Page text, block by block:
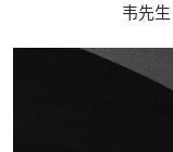
韦先生